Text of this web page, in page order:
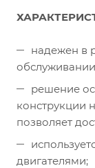
надежен в
решение
конструкции
позволяет
двигателями;